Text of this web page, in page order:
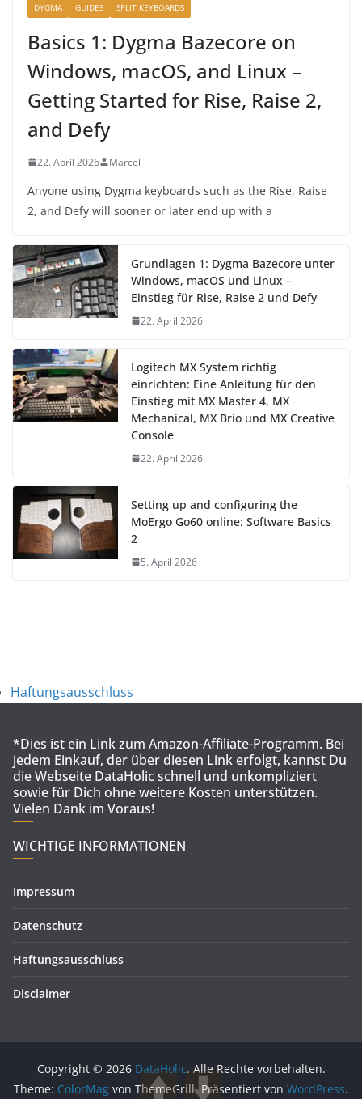
DYGMA GUIDES SPLIT KEYBOARDS
Basics 1: Dygma Bazecore on
Windows, macOS, and Linux –
Getting Started for Rise, Raise 2,
and Defy
22. April 2026 Marcel
Anyone using Dygma keyboards such as the Rise, Raise
2, and Defy will sooner or later end up with a
Grundlagen 1: Dygma Bazecore unter
Windows, macOS und Linux –
Einstieg für Rise, Raise 2 und Defy
22. April 2026
Logitech MX System richtig
einrichten: Eine Anleitung für den
Einstieg mit MX Master 4, MX
Mechanical, MX Brio und MX Creative
Console
22. April 2026
Setting up and configuring the
MoErgo Go60 online: Software Basics
2
5. April 2026
Haftungsausschluss
*Dies ist ein Link zum Amazon-Affiliate-Programm. Bei
jedem Einkauf, der über diesen Link erfolgt, kannst Du
die Webseite DataHolic schnell und unkompliziert
sowie für Dich ohne weitere Kosten unterstützen.
Vielen Dank im Voraus!
WICHTIGE INFORMATIONEN
Impressum
Datenschutz
Haftungsausschluss
Disclaimer
Copyright © 2026 DataHolic. Alle Rechte vorbehalten.
Theme: ColorMag von ThemeGrill. Präsentiert von WordPress.